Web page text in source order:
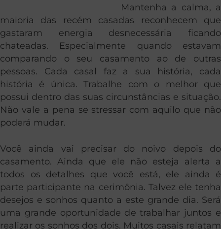
Mantenha a calma, a
maioria das recém casadas reconhecem que
gastaram energia desnecessária ficando
chateadas. Especialmente quando estavam
comparando o seu casamento ao de outras
pessoas. Cada casal faz a sua história, cada
história é única. Trabalhe com o melhor que
possui dentro das suas circunstâncias e situação.
Não vale a pena se stressar com aquilo que não
poderá mudar.
Você ainda vai precisar do noivo depois do
casamento. Ainda que ele não esteja alerta a
todos os detalhes que você está, ele ainda é
parte participante na cerimônia. Talvez ele tenha
desejos e sonhos quanto a este grande dia. Será
uma grande oportunidade de trabalhar juntos e
realizar os sonhos dos dois. Muitos casais relatam